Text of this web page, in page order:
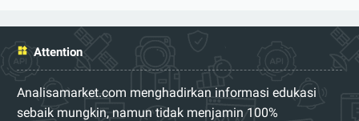
Attention
Analisamarket.com menghadirkan informasi edukasi
sebaik mungkin, namun tidak menjamin 100%